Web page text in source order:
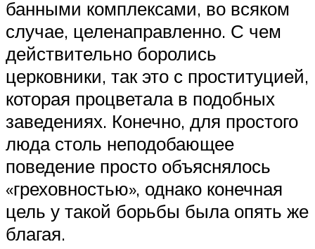
банными комплексами, во всяком
случае, целенаправленно. С чем
действительно боролись
церковники, так это с проституцией,
которая процветала в подобных
заведениях. Конечно, для простого
люда столь неподобающее
поведение просто объяснялось
«греховностью», однако конечная
цель у такой борьбы была опять же
благая.